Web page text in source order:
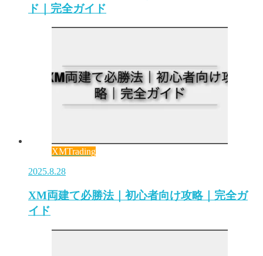
ド｜完全ガイド
XMTrading
2025.8.28
XM両建て必勝法｜初心者向け攻略｜完全ガ
イド